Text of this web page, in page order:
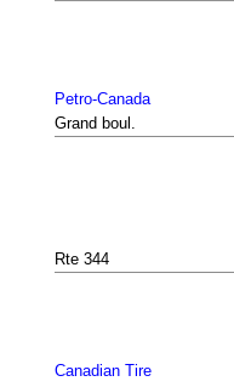
Petro-Canada
Grand boul.
Rte 344
Canadian Tire